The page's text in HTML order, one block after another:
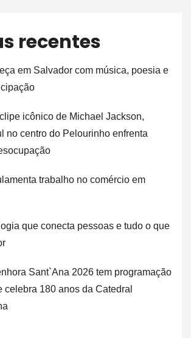
recentes
em Salvador com música, poesia e
icônico de Michael Jackson,
no centro do Pelourinho enfrenta
trabalho no comércio em
que conecta pessoas e tudo o que
Sant`Ana 2026 tem programação
celebra 180 anos da Catedral